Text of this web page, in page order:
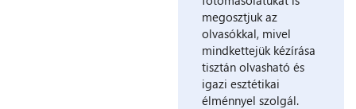
megosztjuk az
olvasókkal, mivel
mindkettejük kézírása
tisztán olvasható és
igazi esztétikai
élménnyel szolgál.